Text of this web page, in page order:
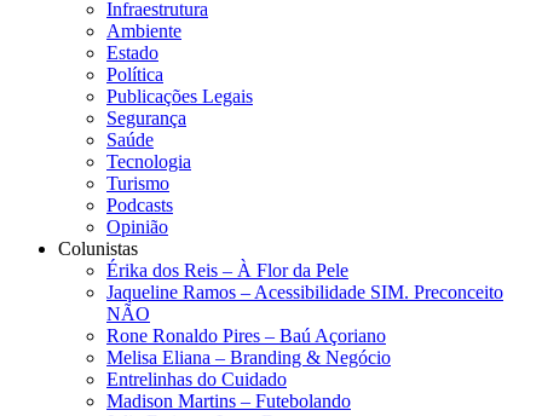
Infraestrutura
Ambiente
Estado
Política
Publicações Legais
Segurança
Saúde
Tecnologia
Turismo
Podcasts
Opinião
Colunistas
Érika dos Reis​ – À Flor da Pele
Jaqueline Ramos – Acessibilidade SIM. Preconceito
NÃO
Rone Ronaldo Pires – Baú Açoriano
Melisa Eliana – Branding & Negócio
Entrelinhas do Cuidado
Madison Martins – Futebolando